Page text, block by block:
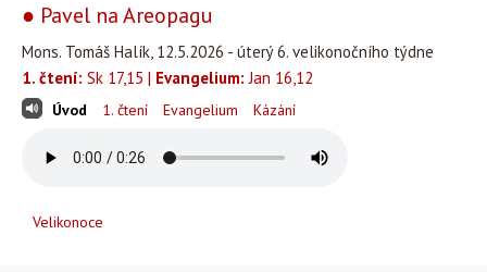
● Pavel na Areopagu
Mons. Tomáš Halík, 12.5.2026 - úterý 6. velikonočního týdne
1. čtení: Sk 17,15 | Evangelium: Jan 16,12
Úvod 1. čtení Evangelium Kázání
Velikonoce